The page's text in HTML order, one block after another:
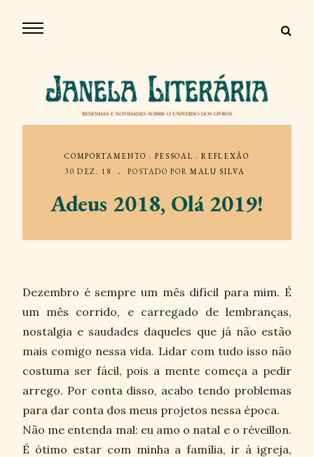
COMPORTAMENTO . PESSOAL .REFLEXÃO
30 DEZ. 18
POSTADO PORMALU SILVA
Adeus 2018, Olá 2019!
Dezembro é sempre um mês difícil para mim. É
um mês corrido, e carregado de lembranças,
nostalgia e saudades daqueles que já não estão
mais comigo nessa vida. Lidar com tudo isso não
costuma ser fácil, pois a mente começa a pedir
arrego. Por conta disso, acabo tendo problemas
para dar conta dos meus projetos nessa época.
Não me entenda mal: eu amo o natal e o réveillon.
É ótimo estar com minha a família, ir à igreja,